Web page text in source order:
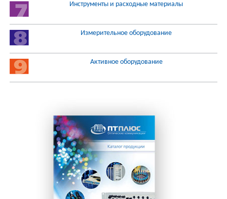
Инструменты и расходные материалы
Измерительное оборудование
Активное оборудование